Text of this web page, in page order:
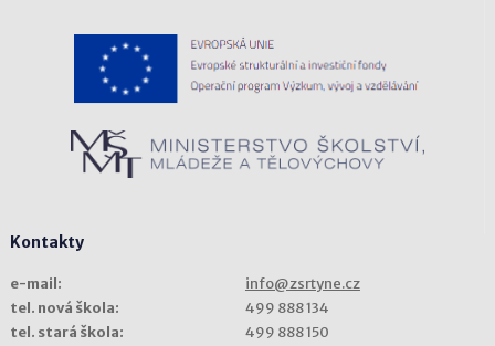
Kontakty
e-mail:
info@zsrtyne.cz
tel. nová škola:
499 888 134
tel. stará škola:
499 888 150